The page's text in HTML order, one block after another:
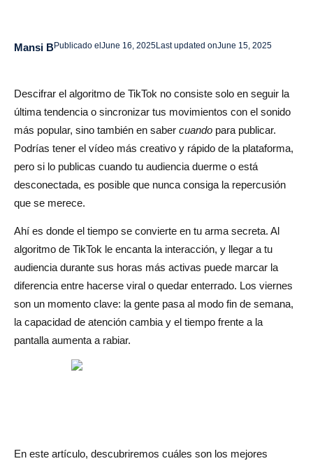
en TikTok?
viernes?
¿Puedo volver a publicar los TikToks antiguos el viernes
para mejorar la visibilidad?
Mansi BPublicado el June 16, 2025Last updated onJune 15, 2025
Descifrar el algoritmo de TikTok no consiste solo en seguir la
última tendencia o sincronizar tus movimientos con el sonido
más popular, sino también en saber cuando para publicar.
Podrías tener el vídeo más creativo y rápido de la plataforma,
pero si lo publicas cuando tu audiencia duerme o está
desconectada, es posible que nunca consiga la repercusión
que se merece.
Ahí es donde el tiempo se convierte en tu arma secreta. Al
algoritmo de TikTok le encanta la interacción, y llegar a tu
audiencia durante sus horas más activas puede marcar la
diferencia entre hacerse viral o quedar enterrado. Los viernes
son un momento clave: la gente pasa al modo fin de semana,
la capacidad de atención cambia y el tiempo frente a la
pantalla aumenta a rabiar.
En este artículo, descubriremos cuáles son los mejores